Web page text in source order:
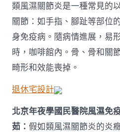
類風濕關節炎是一種常見的
關節：如手指、腳趾等部位
身免疫病。隨病情進展，易
時，咖啡館內。骨、骨和關
畸形和效能喪掉。
退休宅設計
北京年夜學國民醫院風濕免
茹：假如類風濕關節炎的炎